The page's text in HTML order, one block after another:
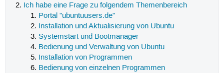
Ich habe eine Frage zu folgendem Themenbereich
Portal "ubuntuusers.de"
Installation und Aktualisierung von Ubuntu
Systemstart und Bootmanager
Bedienung und Verwaltung von Ubuntu
Installation von Programmen
Bedienung von einzelnen Programmen